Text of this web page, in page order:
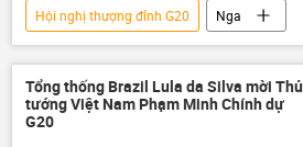
Hội nghị thượng đỉnh G20
Nga
Bộ Ngoại giao Nga
Sergey Lavrov
G20
Brazil
Rio de Janeiro
Kinh tế
Thế giới
Chính trị
Tổng thống Brazil Lula da Silva mời Thủ
tướng Việt Nam Phạm Minh Chính dự
G20